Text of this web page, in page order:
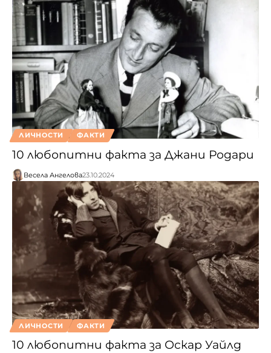
ЛИЧНОСТИ ФАКТИ
10 любопитни факта за Джани Родари
Весела Ангелова23.10.2024
ЛИЧНОСТИ ФАКТИ
10 любопитни факта за Оскар Уайлд